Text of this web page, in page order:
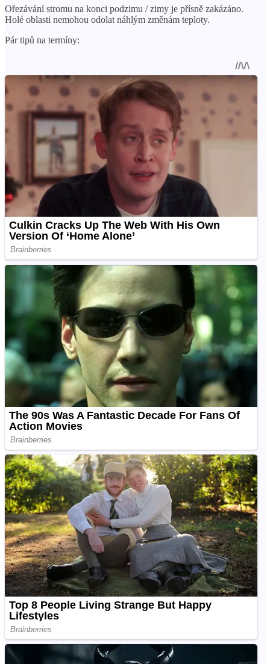
Ořezávání stromu na konci podzimu / zimy je přísně zakázáno.
Holé oblasti nemohou odolat náhlým změnám teploty.
Pár tipů na termíny: